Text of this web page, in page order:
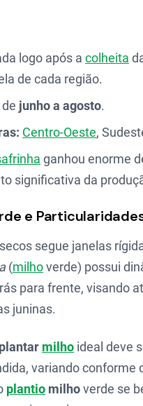
logo após a colheita
de cada região.
junho a agosto.
Centro-Oeste,
ganhou enorme
significativa da
e
segue janelas
(milhoverde) possui
para frente, visando
juninas.
milho ideal deve
variando conforme
plantio milhoverde se